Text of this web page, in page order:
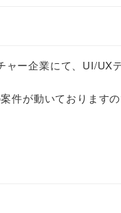
ー企業にて、UI/UX
件が動いております